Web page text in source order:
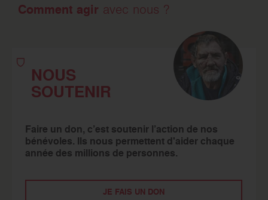
Comment agir avec nous ?
NOUS
SOUTENIR
Faire un don, c’est soutenir l’action de nos
bénévoles. Ils nous permettent d'aider chaque
année des millions de personnes.
JE FAIS UN DON